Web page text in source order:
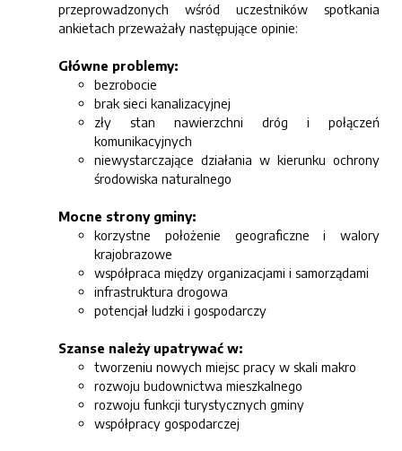
przeprowadzonych wśród uczestników spotkania
ankietach przeważały następujące opinie:
Główne problemy:
bezrobocie
brak sieci kanalizacyjnej
zły stan nawierzchni dróg i połączeń
komunikacyjnych
niewystarczające działania w kierunku ochrony
środowiska naturalnego
Mocne strony gminy:
korzystne położenie geograficzne i walory
krajobrazowe
współpraca między organizacjami i samorządami
infrastruktura drogowa
potencjał ludzki i gospodarczy
Szanse należy upatrywać w:
tworzeniu nowych miejsc pracy w skali makro
rozwoju budownictwa mieszkalnego
rozwoju funkcji turystycznych gminy
współpracy gospodarczej